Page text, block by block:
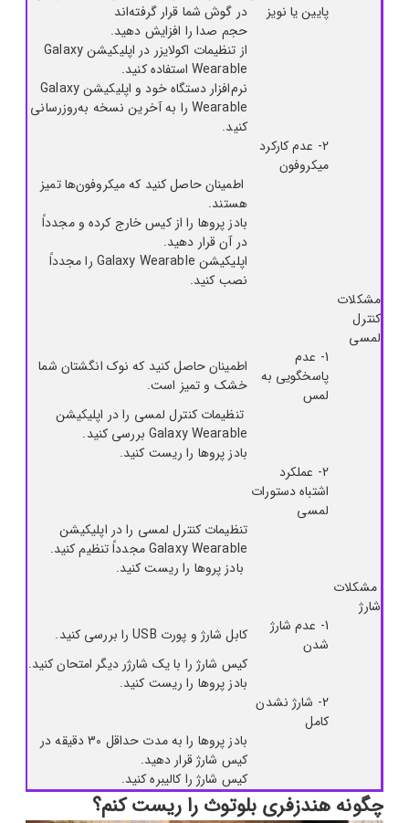
پایین یا نویز
در گوش شما قرار گرفته‌اند
حجم صدا را افزایش دهید.
از تنظیمات اکولایزر در اپلیکیشن Galaxy
Wearable استفاده کنید.
نرم‌افزار دستگاه خود و اپلیکیشن Galaxy
Wearable را به آخرین نسخه به‌روزرسانی
کنید.
2- عدم کارکرد
میکروفون
اطمینان حاصل کنید که میکروفون‌ها تمیز
هستند.
بادز پروها را از کیس خارج کرده و مجدداً
در آن قرار دهید.
اپلیکیشن Galaxy Wearable را مجدداً
نصب کنید.
مشکلات
کنترل
لمسی
1- عدم
پاسخگویی به
لمس
اطمینان حاصل کنید که نوک انگشتان شما
خشک و تمیز است.
تنظیمات کنترل لمسی را در اپلیکیشن
Galaxy Wearable بررسی کنید.
بادز پروها را ریست کنید.
2- عملکرد
اشتباه دستورات
لمسی
تنظیمات کنترل لمسی را در اپلیکیشن
Galaxy Wearable مجدداً تنظیم کنید.
بادز پروها را ریست کنید.
مشکلات
شارژ
1- عدم شارژ
شدن
کابل شارژ و پورت USB را بررسی کنید.
کیس شارژ را با یک شارژر دیگر امتحان کنید.
بادز پروها را ریست کنید.
2- شارژ نشدن
کامل
بادز پروها را به مدت حداقل 30 دقیقه در
کیس شارژ قرار دهید.
کیس شارژ را کالیبره کنید.
چگونه هندزفری بلوتوث را ریست کنم؟